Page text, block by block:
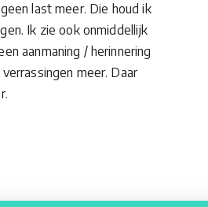
last meer. Die houd ik
Ik zie ook onmiddellijk
aanmaning / herinnering
meer. Daar